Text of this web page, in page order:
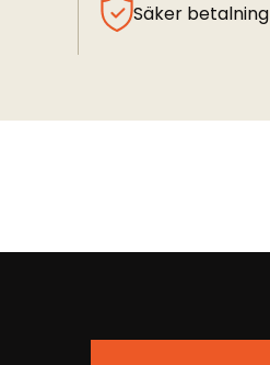
Säker betalning